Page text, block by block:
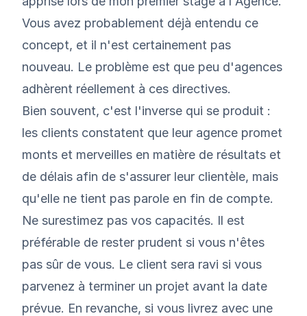
Vous avez probablement déjà entendu ce
concept, et il n'est certainement pas
nouveau. Le problème est que peu d'agences
adhèrent réellement à ces directives.
Bien souvent, c'est l'inverse qui se produit :
les clients constatent que leur agence promet
monts et merveilles en matière de résultats et
de délais afin de s'assurer leur clientèle, mais
qu'elle ne tient pas parole en fin de compte.
Ne surestimez pas vos capacités. Il est
préférable de rester prudent si vous n'êtes
pas sûr de vous. Le client sera ravi si vous
parvenez à terminer un projet avant la date
prévue. En revanche, si vous livrez avec une